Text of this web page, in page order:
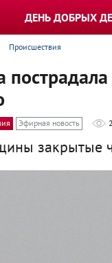
ДЕНЬ ДОБРЫХ
Происшествия
Эфирная новость
закрытые